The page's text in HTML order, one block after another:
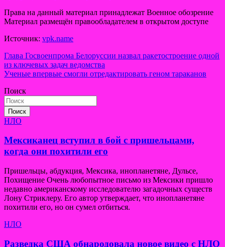
Права на данный материал принадлежат Военное обозрение
Материал размещён правообладателем в открытом доступе
Источник: vpk.name
Навигация
по
Глава Госвоенпрома Белоруссии назвал ракетостроение одной
из ключевых задач ведомства
Ученые впервые смогли отредактировать геном тараканов
Поиск
Поиск
НЛО
Мексиканец вступил в бой с пришельцами,
когда они похитили его
Пришельцы, абдукция, Мексика, инопланетяне, Дульсе,
Похищение Очень любопытное письмо из Мексики пришло
недавно американскому исследователю загадочных существ
Лону Стриклеру. Его автор утверждает, что инопланетяне
похитили его, но он сумел отбиться.
НЛО
Разведка США обнародовала новое видео с НЛО